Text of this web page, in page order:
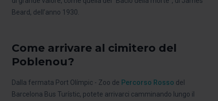
Beard, dell’anno 1930.
Come arrivare al cimitero del
Poblenou?
Dalla fermata Port Olímpic - Zoo de Percorso Rosso del
Barcelona Bus Turístic, potete arrivarci camminando lungo il